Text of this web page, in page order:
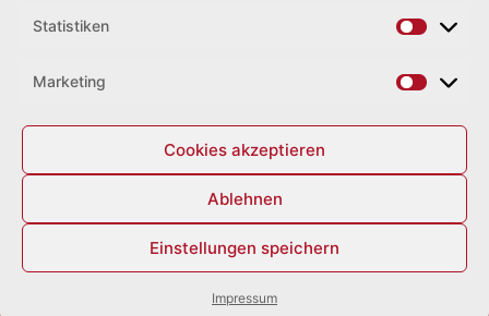
Statistiken
Marketing
Cookies akzeptieren
Ablehnen
Einstellungen speichern
Impressum
04843 / 2050133
04843 / 2212
Datenschutz